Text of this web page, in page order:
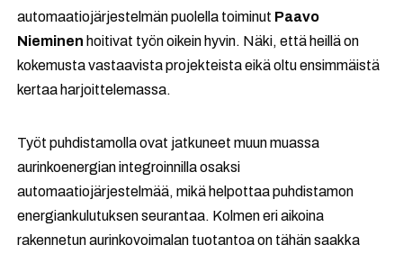
automaatiojärjestelmän puolella toiminut Paavo
Nieminen hoitivat työn oikein hyvin. Näki, että heillä on
kokemusta vastaavista projekteista eikä oltu ensimmäistä
kertaa harjoittelemassa.
Työt puhdistamolla ovat jatkuneet muun muassa
aurinkoenergian integroinnilla osaksi
automaatiojärjestelmää, mikä helpottaa puhdistamon
energiankulutuksen seurantaa. Kolmen eri aikoina
rakennetun aurinkovoimalan tuotantoa on tähän saakka